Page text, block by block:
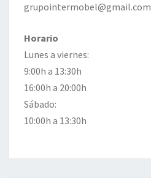
grupointermobel@gmail.com
Horario
Lunes a viernes:
9:00h a 13:30h
16:00h a 20:00h
Sábado:
10:00h a 13:30h